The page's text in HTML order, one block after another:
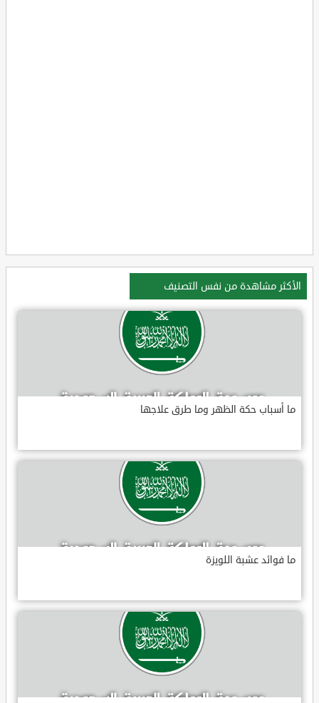
الأكثر مشاهدة من نفس التصنيف
ما أسباب حكة الظهر وما طرق علاجها
ما فوائد عشبة اللويزة